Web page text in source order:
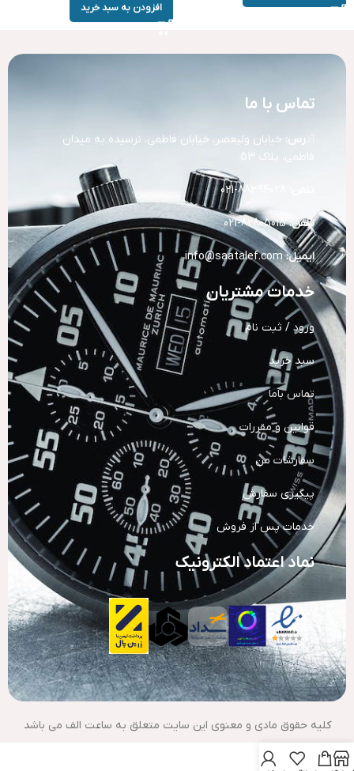
افزودن به سبد خرید
تماس با ما
رس: خیابان ولیعصر، خیابان فاطمی، نرسیده به میدان
فاطمی، پلاک 53
تلفن:82805015-021
ایمیل: info@saatalef.com
خدمات مشتریان
ورود / ثبت نام
سبد خرید
تماس باما
قوانین و مقررات
سفارشات من
پیگیری سفارش
خدمات پس از فروش
نماد اعتماد الکترونیک
کلیه حقوق مادی و معنوی این سایت متعلق به ساعت الف می باشد